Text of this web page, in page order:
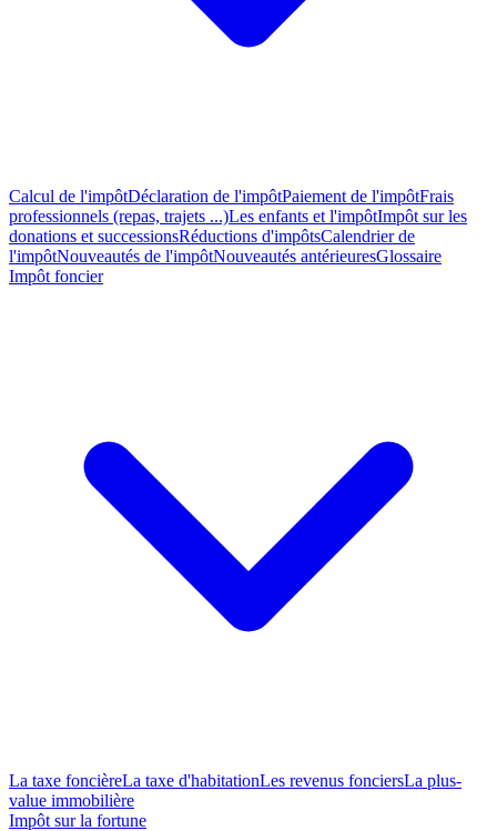
Calcul de l'impôtDéclaration de l'impôtPaiement de l'impôtFrais
professionnels (repas, trajets ...)Les enfants et l'impôtImpôt sur les
donations et successionsRéductions d'impôtsCalendrier de
l'impôtNouveautés de l'impôtNouveautés antérieuresGlossaire
Impôt foncier
La taxe foncièreLa taxe d'habitationLes revenus fonciersLa plus-
value immobilière
Impôt sur la fortune